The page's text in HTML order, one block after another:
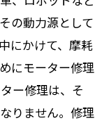
の動力源として
にかけて、摩耗
にモーター修理
ー修理は、そ
りません。修理